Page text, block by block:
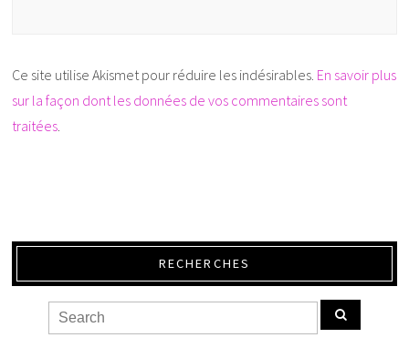
Ce site utilise Akismet pour réduire les indésirables. En savoir plus
sur la façon dont les données de vos commentaires sont
traitées
RECHERCHES